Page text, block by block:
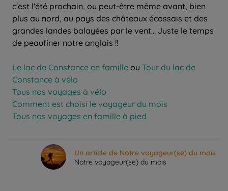
c'est l'été prochain, ou peut-être même avant, bien
plus au nord, au pays des châteaux écossais et des
grandes landes balayées par le vent... Juste le temps
de peaufiner notre anglais !!
Le lac de Constance en famille ou Tour du lac de
Constance à vélo
Tous nos voyages à vélo
Comment est choisi le voyageur du mois
Tous nos voyages en famille à pied
Un article de Notre voyageur(se) du mois
Notre voyageur(se) du mois